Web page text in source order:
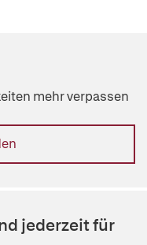
mehr verpassen
jederzeit für